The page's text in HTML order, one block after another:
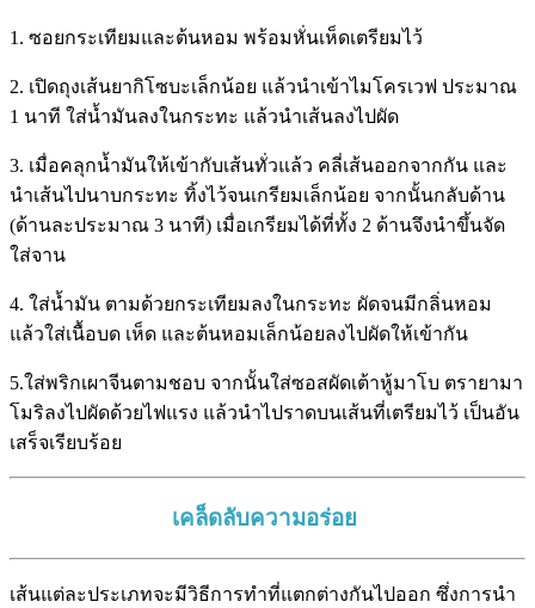
1. ซอยกระเทียมและต้นหอม พร้อมหั่นเห็ดเตรียมไว้
2. เปิดถุงเส้นยากิโซบะเล็กน้อย แล้วนำเข้าไมโครเวฟ ประมาณ
1 นาที ใส่น้ำมันลงในกระทะ แล้วนำเส้นลงไปผัด
3. เมื่อคลุกน้ำมันให้เข้ากับเส้นทั่วแล้ว คลี่เส้นออกจากกัน และ
นำเส้นไปนาบกระทะ ทิ้งไว้จนเกรียมเล็กน้อย จากนั้นกลับด้าน
(ด้านละประมาณ 3 นาที) เมื่อเกรียมได้ที่ทั้ง 2 ด้านจึงนำขึ้นจัด
ใส่จาน
4. ใส่น้ำมัน ตามด้วยกระเทียมลงในกระทะ ผัดจนมีกลิ่นหอม
แล้วใส่เนื้อบด เห็ด และต้นหอมเล็กน้อยลงไปผัดให้เข้ากัน
5.ใส่พริกเผาจีนตามชอบ จากนั้นใส่ซอสผัดเต้าหู้มาโบ ตรายามา
โมริลงไปผัดด้วยไฟแรง แล้วนำไปราดบนเส้นที่เตรียมไว้ เป็นอัน
เสร็จเรียบร้อย
เคล็ดลับความอร่อย
เส้นแต่ละประเภทจะมีวิธีการทำที่แตกต่างกันไปออก ซึ่งการนำ